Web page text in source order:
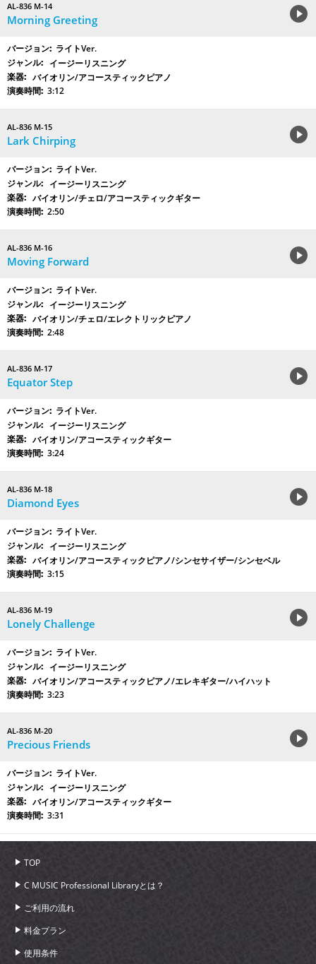
AL-836 M-14
Morning Greeting
ライトVer.
イージーリスニング
バイオリン/アコースティックピアノ
3:12
AL-836 M-15
Lark Chirping
ライトVer.
イージーリスニング
バイオリン/チェロ/アコースティックギター
2:50
AL-836 M-16
Moving Forward
ライトVer.
イージーリスニング
バイオリン/チェロ/エレクトリックピアノ
2:48
AL-836 M-17
Equator Step
ライトVer.
イージーリスニング
バイオリン/アコースティックギター
3:24
AL-836 M-18
Diamond Eyes
ライトVer.
イージーリスニング
バイオリン/アコースティックピアノ/シンセサイザー/シンセベル
3:15
AL-836 M-19
Lonely Challenge
ライトVer.
イージーリスニング
バイオリン/アコースティックピアノ/エレキギター/ハイハット
3:23
AL-836 M-20
Precious Friends
ライトVer.
イージーリスニング
バイオリン/アコースティックギター
3:31
TOP
C MUSIC Professional Libraryとは？
ご利用の流れ
料金プラン
使用条件